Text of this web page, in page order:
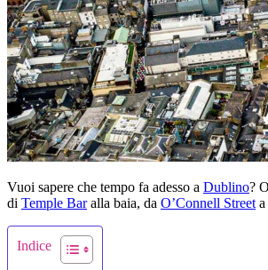
Vuoi sapere che tempo fa adesso a Dublino?
di Temple Baralla baia, da O’Connell Street
Indice